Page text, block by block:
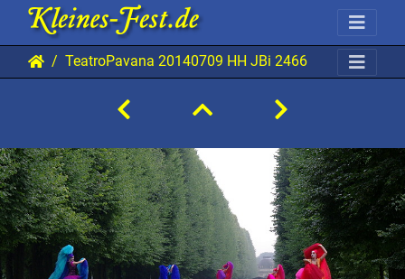
TeatroPavana 20140709 HH JBi 2466 0720x0480 01